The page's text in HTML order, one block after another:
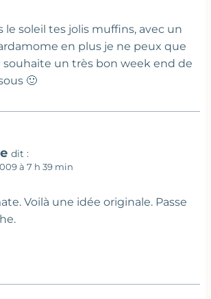
le soleil tes jolis muffins, avec un
en plus je ne peux que
souhaite un très bon week end de
🙂
dit :
à 7 h 39 min
Voilà une idée originale. Passe